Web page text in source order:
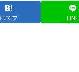
はてブ LINE